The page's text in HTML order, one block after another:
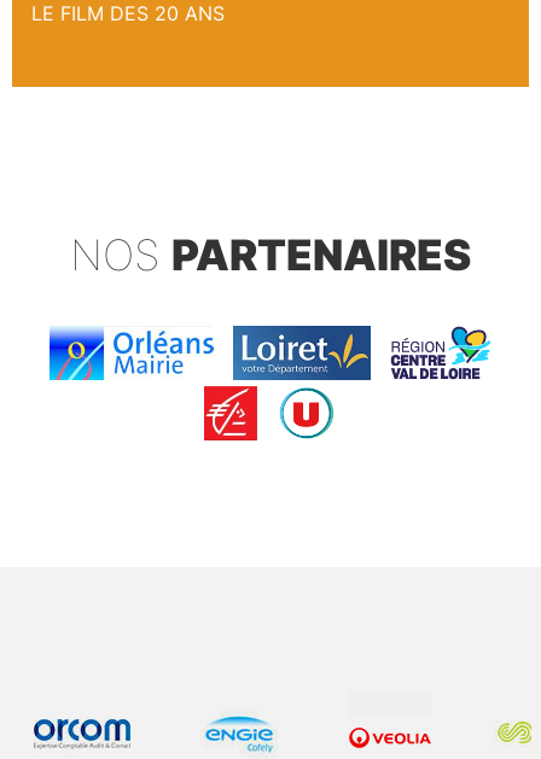
LE FILM DES 20 ANS
NOS PARTENAIRES